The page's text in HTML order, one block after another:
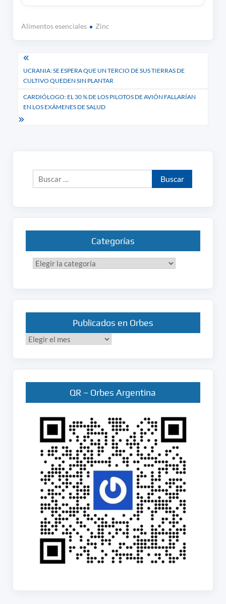
Alimentos esenciales Zinc
Navegación
de
entradas
UCRANIA: SE ESPERA QUE UN TERCIO DE SUS TIERRAS DE
CULTIVO QUEDEN SIN PLANTAR
CARDIÓLOGO: EL 30 % DE LOS PILOTOS DE AVIÓN FALLARÍAN
EN LOS EXÁMENES DE SALUD
Buscar:
Categorías
Categorías
Publicados en Orbes
Publicados
QR – Orbes Argentina